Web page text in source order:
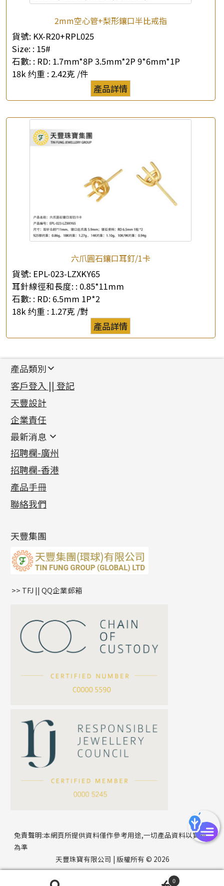
2mm空心管+梨形鑲口半比戒指
貨號: KX-R20+RPL025
Size: : 15#
石數: : RD: 1.7mm*8P 3.5mm*2P 9*6mm*1P
18k 约重 : 2.42克 /件
產品詳情
六爪圓石鑲口耳釘/1卡
貨號: EPL-023-LZXKY65
耳針線徑和長度: : 0.85*11mm
石數: : RD: 6.5mm 1P*2
18k 约重 : 1.27克 /對
產品詳情
公司名稱
聯絡電話
產品類別
新產品
足金系列
足金配件
機織鏈系列
珠仔鏈
镶口链
管狀網鏈
十字車花鏈系列
十字閃O鏈系列
十字錘打鏈系列
側身車花鏈系列
側身鏈系列
雙十字鏈系列
水波鏈系列
蛇骨鏈系列
鏈尾系列
嘴唇鏈系列
S車花鏈系列
珍珠鏈系列
坦克鏈系列
滿天星鏈系列
方假繩鏈系列
首飾配件
耳環類配件
卷迫系列
螺絲迫系列
梅花迫系列
平臺迫系列
綫拍系列
美拍系列
耳環扣系列
耳綫/耳鈎系列
耳環爪頭
耳環
鏈類配件
動感車花吊墜
調節珠系列
生圈扣系列
龍蝦扣系列
鴨俐制系列
字母吊墜
相盒吊墜
項鏈吊墜
生肖吊墜
星座吊墜
珠扣
其他類配件
珠盤系列
袖口鈕系列
焊片及鐳射綫
空心車花管
珠類配件
無孔光身珠
空心光身珠
無孔批花珠
鑲口類
四爪頭系列
六爪頭系列
車花片
動感車花片
鑲口戒指
鑲口手鏈系列
首飾系列
手镯系列
戒指系列
空心耳環
空心车花管首饰链
空心手鐲系列
貴金屬原料
千足金
記憶金屬系列
記憶戒指
拉簧珠珠手鏈
記憶鈦手鐲
客戶登入 || 登記
天豐設計
企業責任
最新消息
最新消息
各項證書(2)
相片集(9)
展覽會資訊
最新產品資訊
招聘欄-廣州
招聘欄-香港
產品手冊
聯絡我們
天豐集團
>> TFJ || QQ企業郵箱
免責聲明:本網頁所提供資料僅作參考用途,一切產品資料以實物
為準
天豐珠寶有限公司 | 版權所有 © 2026
0